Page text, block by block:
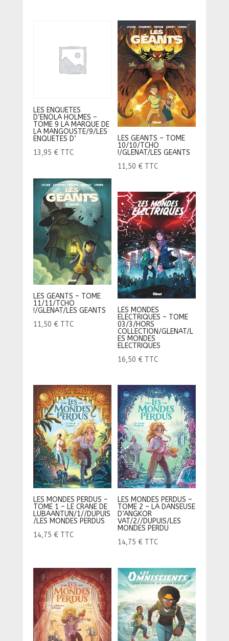
LES ENQUETES
D’ENOLA HOLMES –
TOME 9 LA MARQUE DE
LA MANGOUSTE/9/LES
ENQUETES D’
13,95 € TTC
LES GEANTS – TOME
10/10/TCHO
!/GLENAT/LES GEANTS
11,50 € TTC
LES GEANTS – TOME
11/11/TCHO
!/GLENAT/LES GEANTS
11,50 € TTC
LES MONDES
ELECTRIQUES – TOME
03/3/HORS
COLLECTION/GLENAT/L
ES MONDES
ELECTRIQUES
16,50 € TTC
LES MONDES PERDUS –
TOME 1 – LE CRANE DE
LUBAANTUN/1//DUPUIS
/LES MONDES PERDUS
14,75 € TTC
LES MONDES PERDUS –
TOME 2 – LA DANSEUSE
D’ANGKOR
VAT/2//DUPUIS/LES
MONDES PERDU
14,75 € TTC